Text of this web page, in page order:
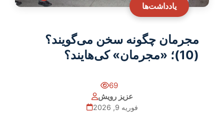
یادداشت‌ها
مجرمان چگونه سخن می‌گویند؟
(10)؛ «مجرمان» کی‌هایند؟
69
عزیز رویش
فوریه 9, 2026